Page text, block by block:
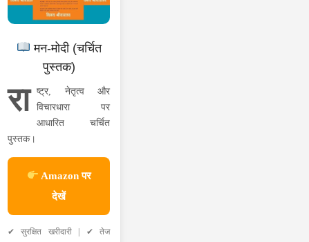
मन-मोदी (चर्चित
पुस्तक)
रा
ष्ट्र, नेतृत्व और
विचारधारा पर
आधारित चर्चित
पुस्तक।
Amazon पर
देखें
✔ सुरक्षित खरीदारी | ✔ तेज